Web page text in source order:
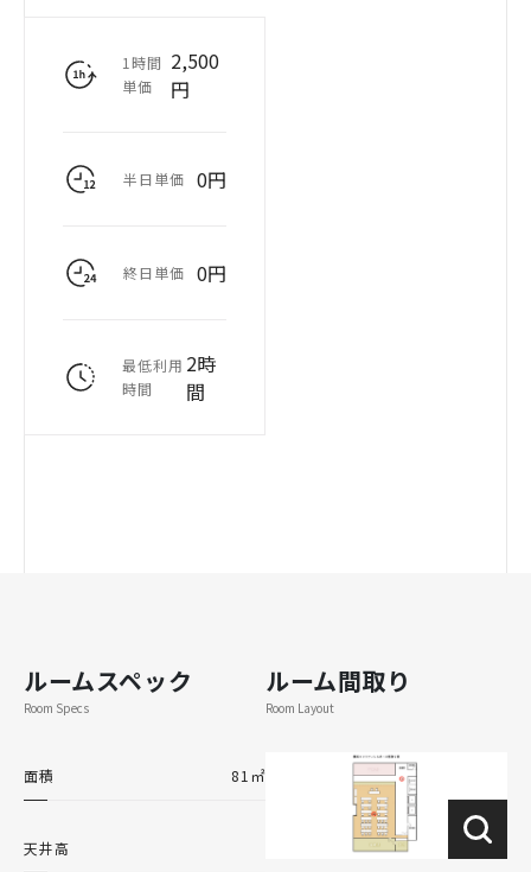
1時間
単価
2,500
円
半日単価 0円
終日単価 0円
最低利用
時間
2時
間
ルームスペック
Room Specs
面積 81㎡
天井高
ルーム間取り
Room Layout